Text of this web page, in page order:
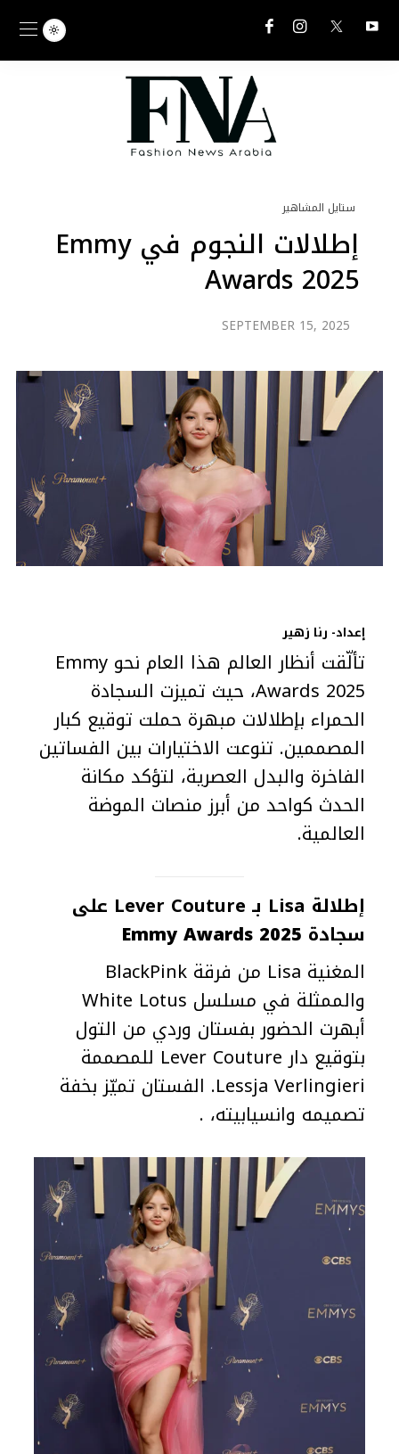
ستايل المشاهير
إطلالات النجوم في Emmy
Awards 2025
SEPTEMBER 15, 2025
إعداد- رنا زهير
تألّقت أنظار العالم هذا العام نحو Emmy
Awards 2025، حيث تميزت السجادة
الحمراء بإطلالات مبهرة حملت توقيع كبار
المصممين. تنوعت الاختيارات بين الفساتين
الفاخرة والبدل العصرية، لتؤكد مكانة
الحدث كواحد من أبرز منصات الموضة
العالمية.
إطلالة Lisa بـ Lever Couture على
سجادة Emmy Awards 2025
المغنية Lisa من فرقة BlackPink
والممثلة في مسلسل White Lotus
أبهرت الحضور بفستان وردي من التول
بتوقيع دار Lever Couture للمصممة
Lessja Verlingieri. الفستان تميّز بخفة
تصميمه وانسيابيته، .